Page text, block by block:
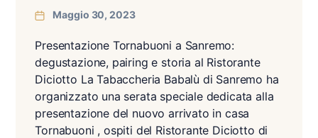
Maggio 30, 2023
Presentazione Tornabuoni a Sanremo:
degustazione, pairing e storia al Ristorante
Diciotto La Tabaccheria Babalù di Sanremo ha
organizzato una serata speciale dedicata alla
presentazione del nuovo arrivato in casa
Tornabuoni , ospiti del Ristorante Diciotto di